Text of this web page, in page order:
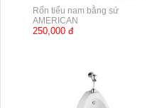
Rốn tiểu nam bằng sứ
AMERICAN
250,000 đ